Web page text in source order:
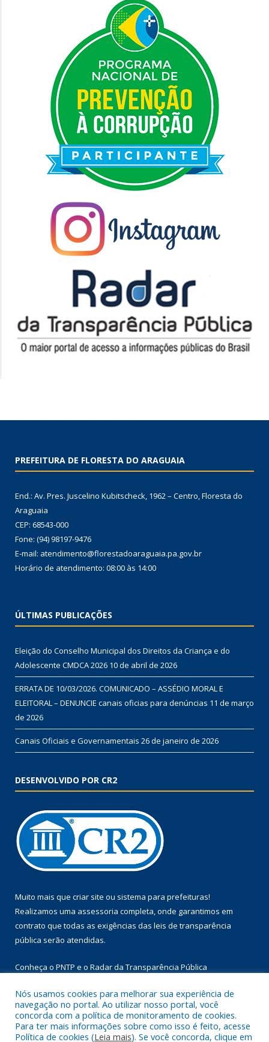
PREFEITURA DE FLORESTA DO ARAGUAIA
End.: Av. Pres. Juscelino Kubitscheck, 1962 – Centro, Floresta do
Araguaia
CEP: 68543-000
Fone: (94) 98197-9476
E-mail: atendimento@florestadoaraguaia.pa.gov.br
Horário de atendimento: 08:00 às 14:00
ÚLTIMAS PUBLICAÇÕES
Eleição do Conselho Municipal dos Direitos da Criança e do
Adolescente CMDCA 2026 10 de abril de 2026
ERRATA DE 10/03/2026. COMUNICADO – ASSÉDIO MORAL E
ELEITORAL – DENUNCIE canais oficias para denúncias 11 de março
de 2026
Canais Oficiais e Governamentais 26 de janeiro de 2026
DESENVOLVIDO POR CR2
Muito mais que criar site ou sistema para prefeituras!
Realizamos uma assessoria completa, onde garantimos em
contrato que todas as exigências das leis de transparência
pública serão atendidas.
Conheça o PNTP e o Radar da Transparência Pública
Todos os direitos reservados a Prefeitura Municipal de Floresta
Nós usamos cookies para melhorar sua experiência de
navegação no portal. Ao utilizar nosso portal, você
concorda com a política de monitoramento de cookies.
Para ter mais informações sobre como isso é feito, acesse
Política de cookies (Leia mais). Se você concorda, clique em